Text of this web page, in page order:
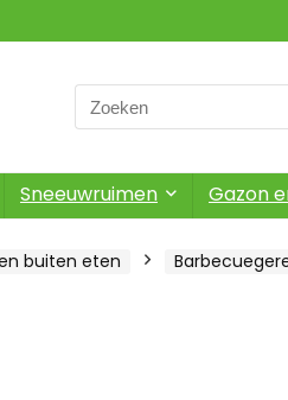
Search
for:
Sneeuwruimen Gazon
buiten eten